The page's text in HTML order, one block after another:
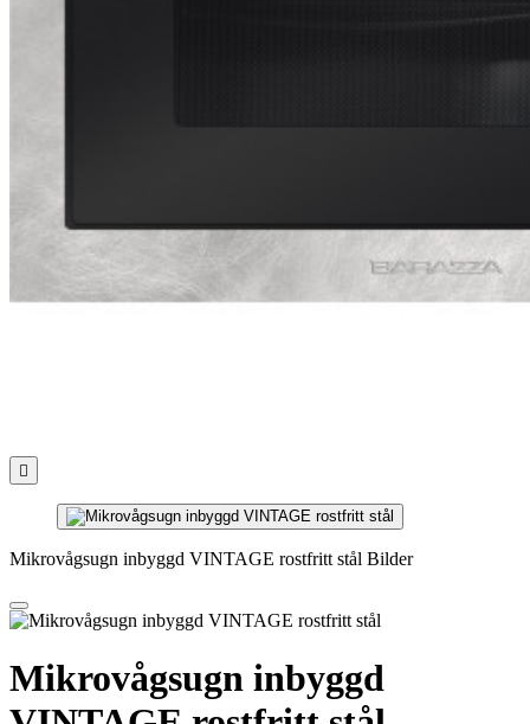

Mikrovågsugn inbyggd VINTAGE rostfritt stål Bilder
Mikrovågsugn inbyggd